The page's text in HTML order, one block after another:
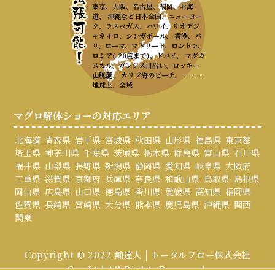
東京、大阪、名古屋、福岡、北海
道、 沖縄など日本全国、ニューヨー
ク、ラスベガス、ハワイ、リオデジ
ャネイロ、シンガポール、 香港、パ
リ、ローマ、マドリード、ロンドン、
ロシア(-20度まで)、ドバイ、 マダガ
スカル、ガンジス川沿い、ロッキー
山脈麓、 カリブ海のビーチ、 ………
地球上、全域
マグロ解体ショーの対応エリア
北海道 青森県 岩手県 宮城県 秋田県 山形県 福島県 東京都
埼玉県 神奈川県 千葉県 茨城県 栃木県 群馬県 富山県 石川県
福井県 山梨県 長野県 新潟県 静岡県 愛知県 岐阜県 大阪府
三重県 滋賀県 京都府 兵庫県 奈良県 和歌山県 鳥取県 島根県
岡山県 広島県 山口県 徳島県 香川県 愛媛県 高知県 福岡県
佐賀県 長崎県 宮崎県 大分県 熊本県 鹿児島県 沖縄県 関西
関東
Copyright © 2022 鮪達人 | トータルフロー株式会社